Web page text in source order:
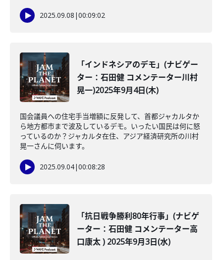
2025.09.08 |00:09:02
「インドネシアのデモ」(ナビゲー
ター：石田健 コメンテーター川村
晃一)2025年9月4日(木)
国会議員への住宅手当増額に反発して、首都ジャカルタか
ら地方都市まで波及しているデモ。いったい国民は何に怒
っているのか？ジャカルタ在住、アジア経済研究所の川村
晃一さんに伺います。
2025.09.04|00:08:28
「抗日戦争勝利80年行事」(ナビゲ
ーター：石田健 コメンテーター高
口康太 ) 2025年9月3日(水)